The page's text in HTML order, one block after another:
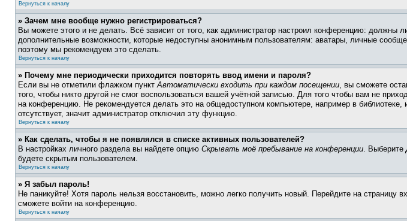
Вернуться к началу
» Зачем мне вообще нужно регистрироваться?
Вы можете этого и не делать. Всё зависит от того, как администратор настроил конференцию:
дополнительные возможности, которые недоступны анонимным пользователям: аватары, личные
поэтому мы рекомендуем это сделать.
Вернуться к началу
» Почему мне периодически приходится повторять ввод имени и пароля?
Если вы не отметили флажком пунктАвтоматически входить при каждом посещении, вы сможете
того, чтобы никто другой не смог воспользоваться вашей учётной записью. Для того чтобы вам не
на конференцию. Не рекомендуется делать это на общедоступном компьютере, например в библиотеке,
отсутствует, значит администратор отключил эту функцию.
Вернуться к началу
» Как сделать, чтобы я не появлялся в списке активных пользователей?
В настройках личного раздела вы найдете опцию Скрывать моё пребывание на конференции. Выберите
будете скрытым пользователем.
Вернуться к началу
» Я забыл пароль!
Не паникуйте! Хотя пароль нельзя восстановить, можно легко получить новый. Перейдите на страницу
сможете войти на конференцию.
Вернуться к началу